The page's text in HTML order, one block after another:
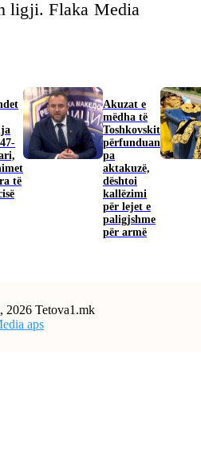
ligji. Flaka Media
të
Akuzat e
mëdha të
Toshkovskit
përfunduan
pa
aktakuzë,
dështoi
kallëzimi
për lejet e
paligjshme
për armë
2026 Tetova1.mk
aps